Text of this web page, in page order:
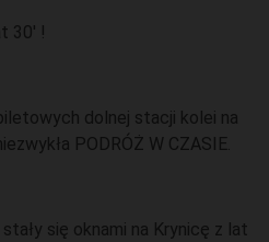
30' !
dolnej stacji kolei na
PODRÓŻ W CZASIE.
się oknami na Krynicę z lat